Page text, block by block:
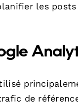
les posts
de